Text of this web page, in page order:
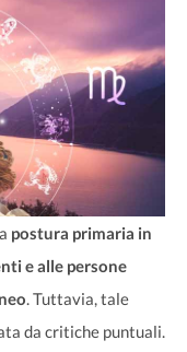
postura primaria in
e alle persone
. Tuttavia, tale
da critiche puntuali.